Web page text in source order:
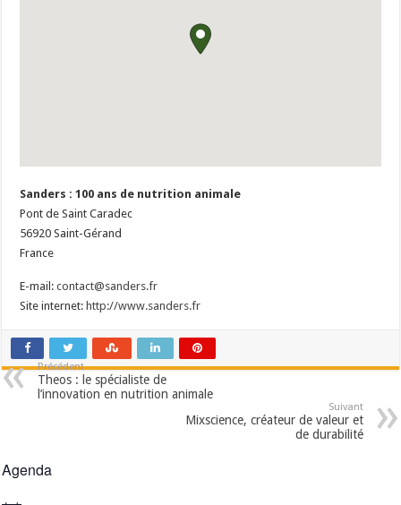
Sanders : 100 ans de nutrition animale
Pont de Saint Caradec
56920Saint-Gérand
France
E-mail:contact@sanders.fr
Site internet: http://www.sanders.fr
Précédent
Theos : le spécialiste de
l’innovation en nutrition animale
Suivant
Mixscience, créateur de valeur et
de durabilité
Agenda